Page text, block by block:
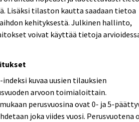
Lisäksi tilaston kautta saadaan tietoa
kehityksestä. Julkinen hallinto,
voivat käyttää tietoja
kuvaa uusien tilauksien
arvoon toimialoittain.
perusvuosina ovat 0- ja 5-
joka viides vuosi. Perusvuotena